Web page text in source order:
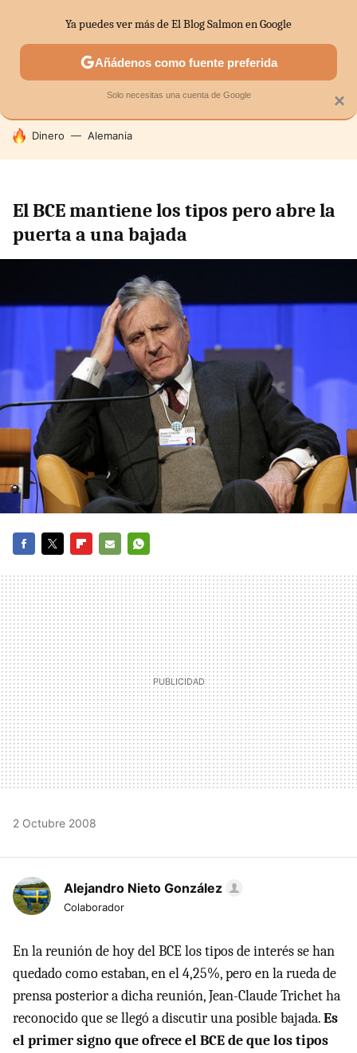
SECTORES ECONOMÍA DOMÉSTICA MERCADOS
HOY SE HABLA DE
Dinero Alemania
El BCE mantiene los tipos pero abre la
puerta a una bajada
MAIL
2 Octubre 2008
Alejandro Nieto González
Colaborador
En la reunión de hoy del BCE los tipos de interés se han
quedado como estaban, en el 4,25%, pero en la rueda de
prensa posterior a dicha reunión, Jean-Claude Trichet ha
reconocido que se llegó a discutir una posible bajada.Es
el primer signo que ofrece el BCE de que los tipos
×
Ya puedes ver más de El Blog Salmon en Google
Añádenos como fuente preferida
Solo necesitas una cuenta de Google